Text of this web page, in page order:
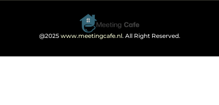
@2025 www.meetingcafe.nl. All Right Reserved.